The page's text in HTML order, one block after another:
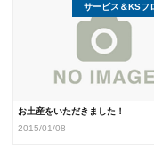
お土産をいただきました！
2015/01/08
サービス＆KSフ